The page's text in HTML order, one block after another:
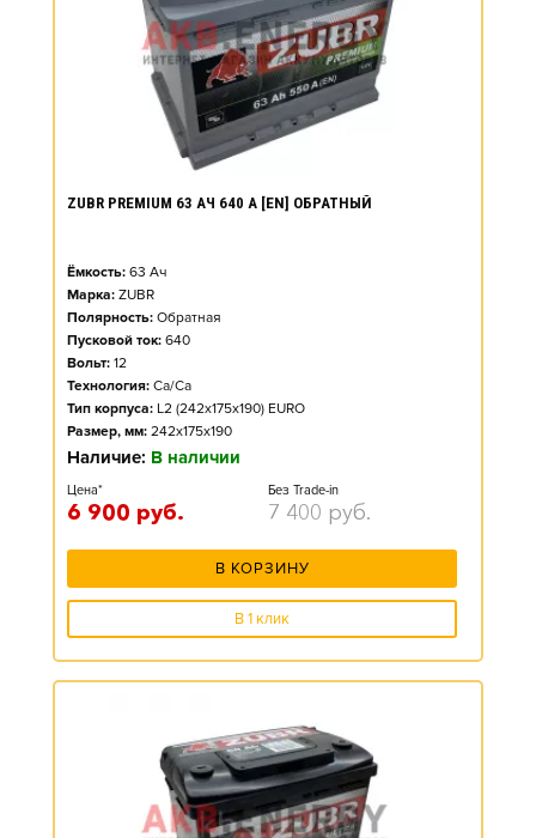
ZUBR PREMIUM 63 АЧ 640 А [EN] ОБРАТНЫЙ
Ёмкость: 63 Ач
Марка: ZUBR
Полярность: Обратная
Пусковой ток: 640
Вольт: 12
Технология: Ca/Ca
Тип корпуса: L2 (242x175x190) EURO
Размер, мм: 242x175x190
Наличие: В наличии
Цена*
6 900 руб.
Без Trade-in
7 400 руб.
В КОРЗИНУ
В 1 клик